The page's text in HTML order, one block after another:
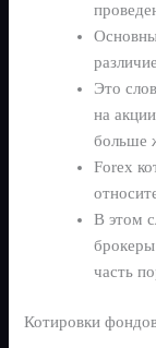
Real-time
Deploy and
Это
на
больше
Forex
В этом
часть
Котировки